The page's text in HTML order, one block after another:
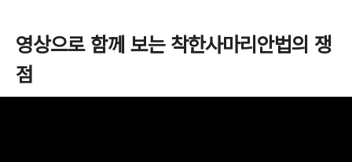
영상으로 함께 보는 착한사마리안법의 쟁
점